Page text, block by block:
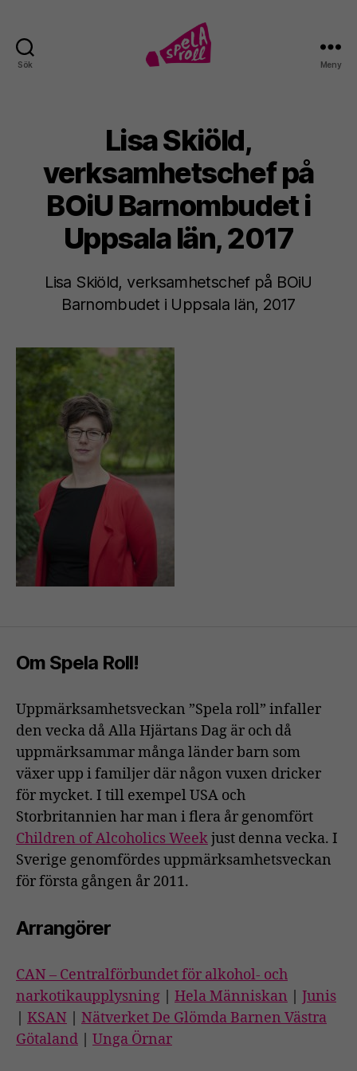
Sök Meny
Lisa Skiöld,
verksamhetschef på
BOiU Barnombudet i
Uppsala län, 2017
Lisa Skiöld, verksamhetschef på BOiU
Barnombudet i Uppsala län, 2017
Om Spela Roll!
Uppmärksamhetsveckan ”Spela roll” infaller
den vecka då Alla Hjärtans Dag är och då
uppmärksammar många länder barn som
växer upp i familjer där någon vuxen dricker
för mycket. I till exempel USA och
Storbritannien har man i flera år genomfört
Children of Alcoholics Weekjust denna vecka. I
Sverige genomfördes uppmärksamhetsveckan
för första gången år 2011.
Arrangörer
CAN – Centralförbundet för alkohol- och
narkotikaupplysning
Hela Människan
Junis
KSAN
Nätverket De Glömda Barnen Västra
Götaland
Unga Örnar